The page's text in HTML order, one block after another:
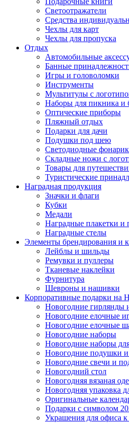
Светоотражатели
Средства
Чехлы для карт
Чехлы для пропуска
Отдых
Автомобильные
Банные
Игры и головоломки
Инструменты
Мультитулы с
Наборы для пикника и
Оптические приборы
Пляжный отдых
Подарки для дачи
Подушки под шею
Светодиодные
Складные ножи с
Товары для
Туристические
Наградная продукция
Значки и флаги
Кубки
Медали
Наградные плакетки и
Наградные стелы
Элементы брендирования и
Лейблы и шильды
Ремувки и пуллеры
Тканевые наклейки
Фурнитура
Шевроны и нашивки
Корпоративные подарки на
Новогодние гирлянды
Новогодние елочные
Новогодние елочные
Новогодние наборы
Новогодние наборы
Новогодние подушки
Новогодние свечи и
Новогодний стол
Новогодняя вязаная
Новогодняя упаковка
Оригинальные
Подарки с символом
Украшения для офиса